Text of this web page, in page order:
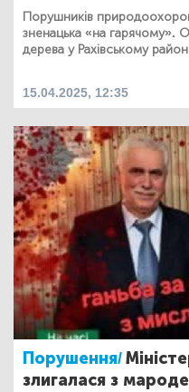
Порушників
зненацька «на гарячому».
дерева у Рахівському
15.04.2025, 12:35
Порушення/
злигалася з